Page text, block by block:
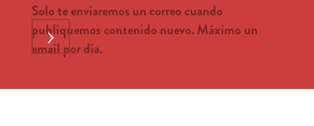
Solo te enviaremos un correo cuando
publiquemos contenido nuevo. Máximo un
email por día.
›